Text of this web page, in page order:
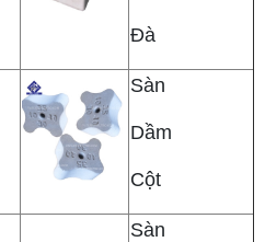
Đà
Sàn
Dầm
Cột
Sàn